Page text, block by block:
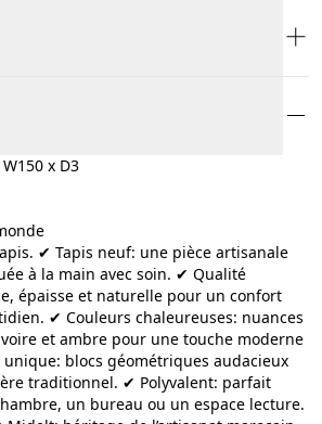
x D3
✔ Tapis neuf: une pièce artisanale
à la main avec soin. ✔ Qualité
épaisse et naturelle pour un confort
✔ Couleurs chaleureuses: nuances
et ambre pour une touche moderne
blocs géométriques audacieux
traditionnel. ✔ Polyvalent: parfait
un bureau ou un espace lecture.